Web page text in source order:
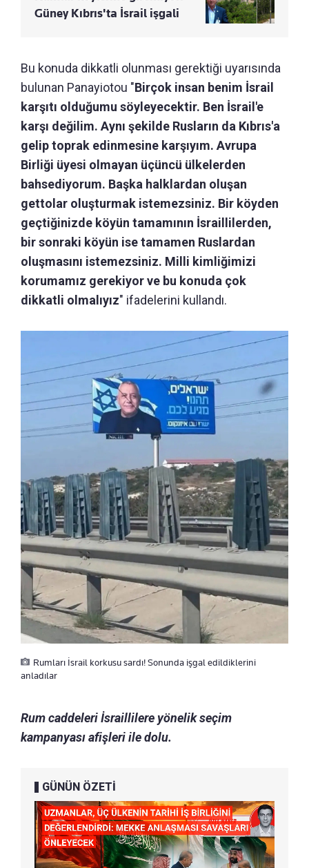
Güney Kıbrıs'ta İsrail işgali
Bu konuda dikkatli olunması gerektiği uyarısında
bulunan Panayiotou "Birçok insan benim İsrail
karşıtı olduğumu söyleyecektir. Ben İsrail'e
karşı değilim. Aynı şekilde Rusların da Kıbrıs'a
gelip toprak edinmesine karşıyım. Avrupa
Birliği üyesi olmayan üçüncü ülkelerden
bahsediyorum. Başka halklardan oluşan
gettolar oluşturmak istemezsiniz. Bir köyden
geçtiğinizde köyün tamamının İsraillilerden,
bir sonraki köyün ise tamamen Ruslardan
oluşmasını istemezsiniz. Milli kimliğimizi
korumamız gerekiyor ve bu konuda çok
dikkatli olmalıyız" ifadelerini kullandı.
Rumları İsrail korkusu sardı! Sonunda işgal edildiklerini
anladılar
Rum caddeleri İsraillilere yönelik seçim
kampanyası afişleri ile dolu.
GÜNÜN ÖZETİ